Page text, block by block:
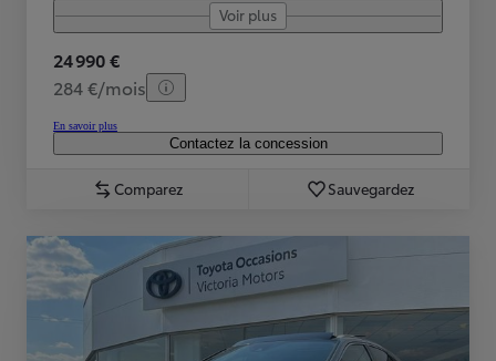
Voir plus
24 990 €
284 €/mois
En savoir plus
Contactez la concession
Comparez Sauvegardez